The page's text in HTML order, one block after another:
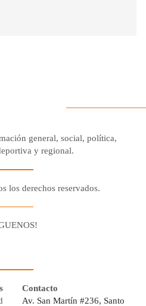
general, social, política,
y regional.
los derechos reservados.
Contacto
Av. San Martín #236, Santo